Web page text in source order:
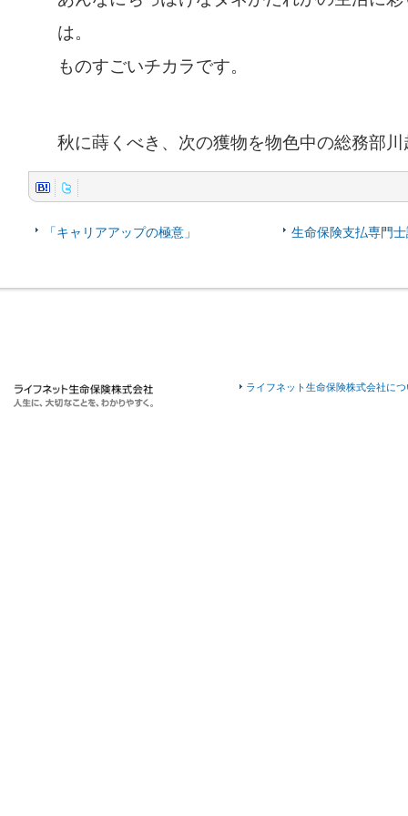
は。
ものすごいチカラです。
秋に蒔くべき、次の獲物を物色中の総務部
「キャリアアップの極意」 生命保険支払専門
ライフネット生命保険株式会社に